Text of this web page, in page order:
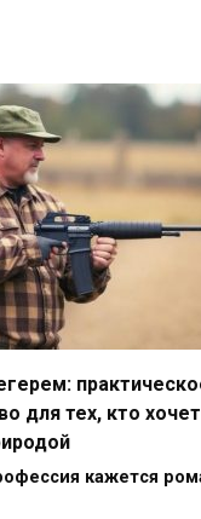
для тех, кто
кажется